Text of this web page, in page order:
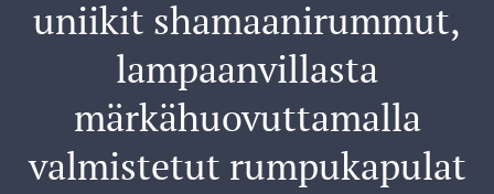
uniikit shamaanirummut,
lampaanvillasta
märkähuovuttamalla
valmistetut rumpukapulat